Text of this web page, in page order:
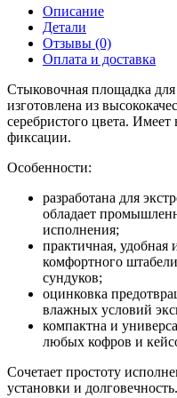
колёс
Описание
Детали
Отзывы (0)
Оплата и доставка
Стыковочная площадка
изготовлена из
серебристого цвета.
фиксации.
Особенности:
разработана для
обладает
исполнения;
практичная, удобная
комфортного
сундуков;
оцинковка
влажных условий
компактна и
любых кофров и
Сочетает простоту
установки и долговечность.